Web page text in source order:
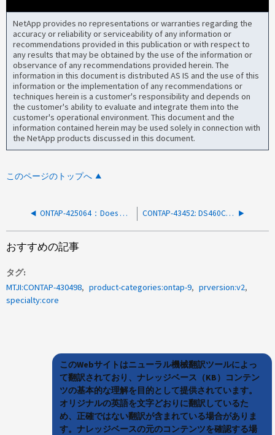
NetApp provides no representations or warranties regarding the
accuracy or reliability or serviceability of any information or
recommendations provided in this publication or with respect to
any results that may be obtained by the use of the information or
observance of any recommendations provided herein. The
information in this document is distributed AS IS and the use of this
information or the implementation of any recommendations or
techniques herein is a customer's responsibility and depends on
the customer's ability to evaluate and integrate them into the
customer's operational environment. This document and the
information contained herein may be used solely in connection with
the NetApp products discussed in this document.
このページのトップへ
ONTAP-425064：Does SFU.firmwareDownrev.shelf event require administrative action？ CONTAP-43452: DS460C IOM12ファームウェアのアップグレード中にI/Oレイテンシが高くなると、ドライブ障害が発生する可能性があります
おすすめの記事
タグ
MTJI:CONTAP-430498
product-categories:ontap-9
prversion:v2
specialty:core
このWebサイトはニューラル機械翻訳ツールによっ
て翻訳されており、ナレッジベース（KB）コンテン
ツの基本的な理解を目的として提供されています。
オリジナルの英語を文字どおりに翻訳しているた
め、正確ではない翻訳が含まれている場合がありま
す。ナレッジベースの元のコンテンツを確認する場